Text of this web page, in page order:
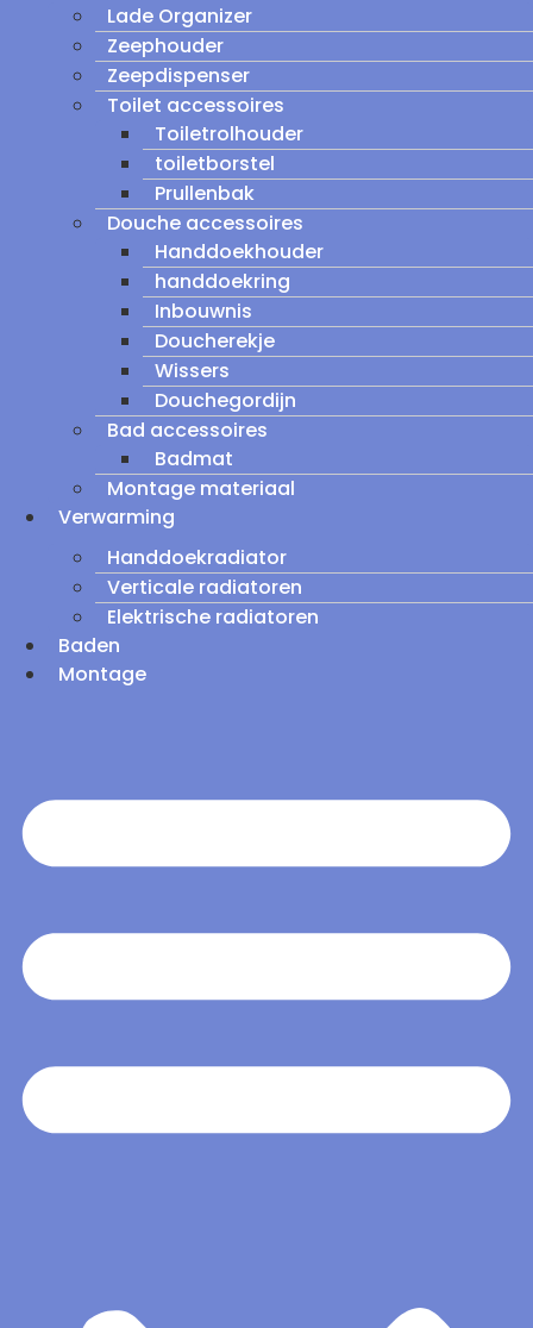
Lade Organizer
Zeephouder
Zeepdispenser
Toilet accessoires
Toiletrolhouder
toiletborstel
Prullenbak
Douche accessoires
Handdoekhouder
handdoekring
Inbouwnis
Doucherekje
Wissers
Douchegordijn
Bad accessoires
Badmat
Montage materiaal
Verwarming
Handdoekradiator
Verticale radiatoren
Elektrische radiatoren
Baden
Montage